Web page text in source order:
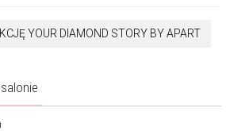
YOUR DIAMOND STORY BY APART